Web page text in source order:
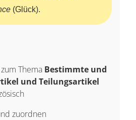
(Glück).
Thema Bestimmte und
und Teilungsartikel
zuordnen